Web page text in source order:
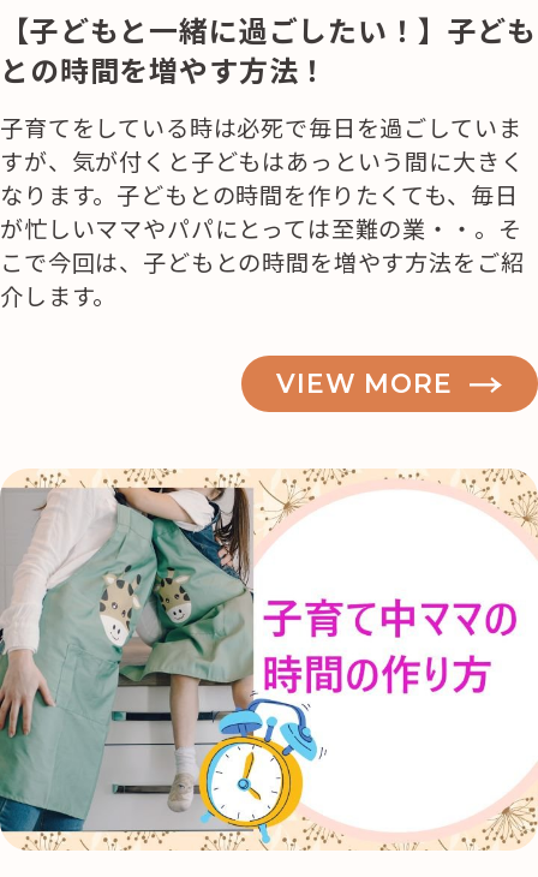
協賛・協力店
コーディネーター紹介
記事検索
【子どもと一緒に過ごしたい！】子ども
との時間を増やす方法！
子育てをしている時は必死で毎日を過ごしていま
すが、気が付くと子どもはあっという間に大きく
なります。子どもとの時間を作りたくても、毎日
が忙しいママやパパにとっては至難の業・・。そ
こで今回は、子どもとの時間を増やす方法をご紹
介します。
VIEW MORE